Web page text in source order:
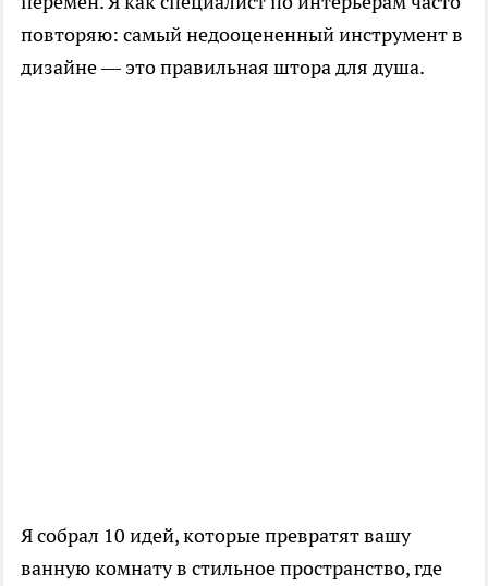
повторяю: самый недооцененный инструмент в
дизайне — это правильная штора для душа.
Я собрал 10 идей, которые превратят вашу
ванную комнату в стильное пространство, где